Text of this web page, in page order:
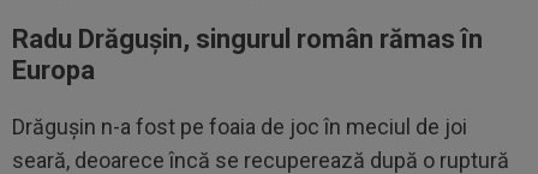
Radu Drăgușin, singurul român rămas în
Europa
Drăgușin n-a fost pe foaia de joc în meciul de joi
seară, deoarece încă se recuperează după o ruptură